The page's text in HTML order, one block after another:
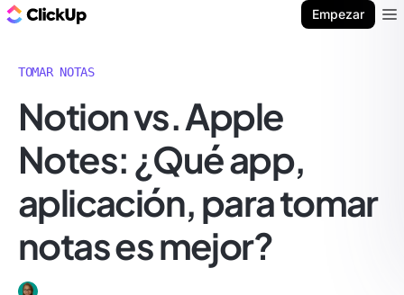
Empezar
TOMAR NOTAS
Notion vs. Apple
Notes: ¿Qué app,
aplicación, para tomar
notas es mejor?